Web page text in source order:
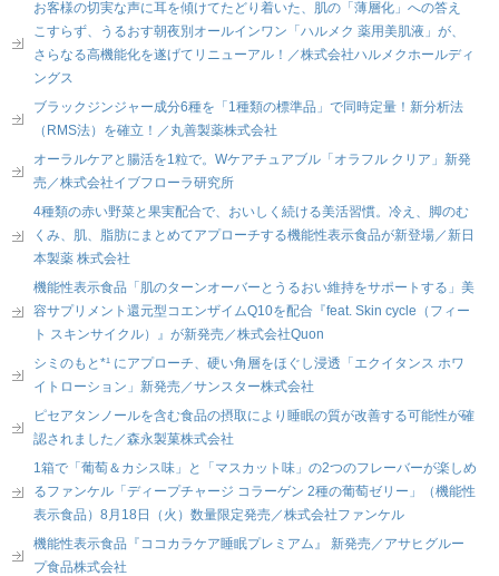
お客様の切実な声に耳を傾けてたどり着いた、肌の「薄層化」への答え
こすらず、うるおす朝夜別オールインワン「ハルメク 薬用美肌液」が、
さらなる高機能化を遂げてリニューアル！／株式会社ハルメクホールディ
ングス
ブラックジンジャー成分6種を「1種類の標準品」で同時定量！新分析法
（RMS法）を確立！／丸善製薬株式会社
オーラルケアと腸活を1粒で。Wケアチュアブル「オラフル クリア」新発
売／株式会社イブフローラ研究所
4種類の赤い野菜と果実配合で、おいしく続ける美活習慣。冷え、脚のむ
くみ、肌、脂肪にまとめてアプローチする機能性表示食品が新登場／新日
本製薬 株式会社
機能性表示食品「肌のターンオーバーとうるおい維持をサポートする」美
容サプリメント還元型コエンザイムQ10を配合『feat. Skin cycle（フィー
ト スキンサイクル）』が新発売／株式会社Quon
シミのもと*¹ にアプローチ、硬い角層をほぐし浸透「エクイタンス ホワ
イトローション」新発売／サンスター株式会社
ピセアタンノールを含む食品の摂取により睡眠の質が改善する可能性が確
認されました／森永製菓株式会社
1箱で「葡萄＆カシス味」と「マスカット味」の2つのフレーバーが楽しめ
るファンケル「ディープチャージ コラーゲン 2種の葡萄ゼリー」（機能性
表示食品）8月18日（火）数量限定発売／株式会社ファンケル
機能性表示食品『ココカラケア睡眠プレミアム』 新発売／アサヒグルー
プ食品株式会社